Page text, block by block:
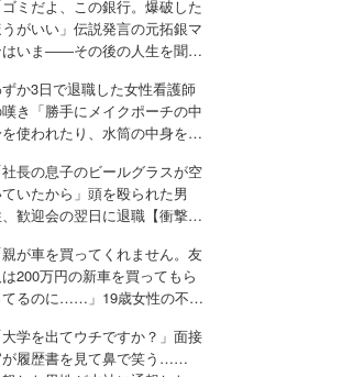
ゴミだよ、この銀行。爆破した
がいい」伝説発言の元拓銀マ
はいま――その後の人生を聞い
か3日で退職した女性看護師
き「勝手にメイクポーチの中
使われたり、水筒の中身を捨
社長の息子のビールグラスが空
いたから」頭を殴られた男
歓迎会の翌日に退職【衝撃エ
親が車を買ってくれません。友
は200万円の新車を買ってもら
てるのに……」19歳女性の不満
大学を出てウチですか？」面接
履歴書を見て鼻で笑う……